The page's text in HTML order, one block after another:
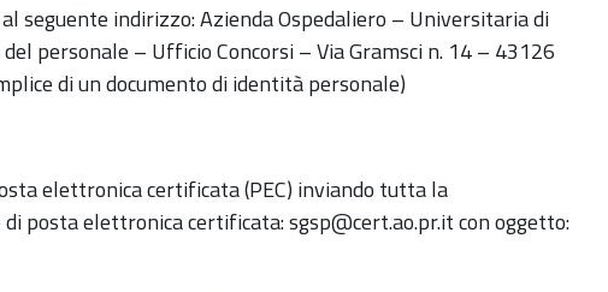
seguente indirizzo: Azienda Ospedaliero – Universitaria di
personale – Ufficio Concorsi – Via Gramsci n. 14 – 43126
di un documento di identità personale)
elettronica certificata (PEC) inviando tutta la
posta elettronica certificata: sgsp@cert.ao.pr.it con oggetto: